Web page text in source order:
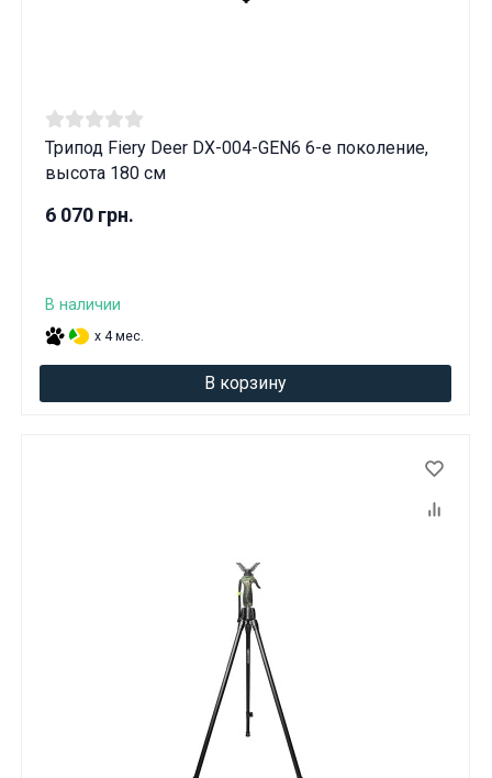
Трипод Fiery Deer DX-004-GEN6 6-е поколение,
высота 180 см
6 070 грн.
В наличии
x 4 мес.
В корзину
Данные товары продаются лицам,
достигшим 18 лет!